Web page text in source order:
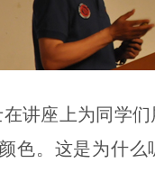
讲座上为同学
色。这是为什么